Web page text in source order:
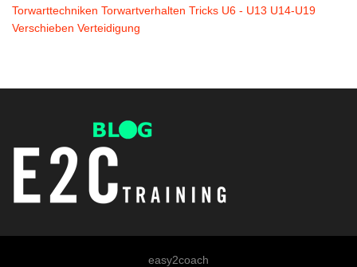
Torwarttechniken Torwartverhalten Tricks U6 - U13 U14-U19
Verschieben Verteidigung
easy2coach